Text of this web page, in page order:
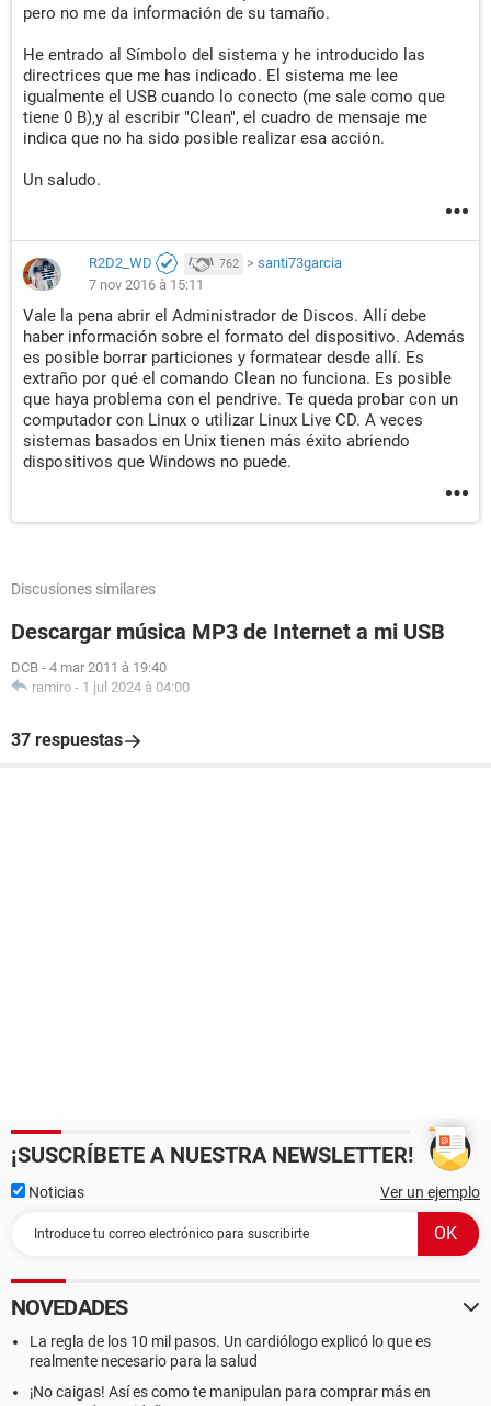
pero no me da información de su tamaño.
He entrado al Símbolo del sistema y he introducido las
directrices que me has indicado. El sistema me lee
igualmente el USB cuando lo conecto (me sale como que
tiene 0 B),y al escribir "Clean", el cuadro de mensaje me
indica que no ha sido posible realizar esa acción.
Un saludo.
R2D2_WD 762 > santi73garcia
7 nov 2016 à 15:11
Vale la pena abrir el Administrador de Discos. Allí debe
haber información sobre el formato del dispositivo. Además
es posible borrar particiones y formatear desde allí. Es
extraño por qué el comando Clean no funciona. Es posible
que haya problema con el pendrive. Te queda probar con un
computador con Linux o utilizar Linux Live CD. A veces
sistemas basados en Unix tienen más éxito abriendo
dispositivos que Windows no puede.
Discusiones similares
Descargar música MP3 de Internet a mi USB
DCB - 4 mar 2011 à 19:40
ramiro - 1 jul 2024 à 04:00
37 respuestas
¡SUSCRÍBETE A NUESTRA NEWSLETTER!
Noticias Ver un ejemplo
NOVEDADES
La regla de los 10 mil pasos. Un cardiólogo explicó lo que es
realmente necesario para la salud
¡No caigas! Así es como te manipulan para comprar más en